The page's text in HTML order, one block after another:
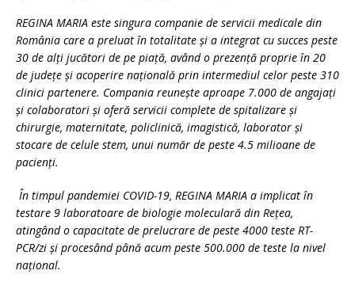
REGINA MARIA este singura companie de servicii medicale din
România care a preluat în totalitate și a integrat cu succes peste
30 de alți jucători de pe piață, având o prezență proprie în 20
de județe și acoperire națională prin intermediul celor peste 310
clinici partenere. Compania reunește aproape 7.000 de angajați
și colaboratori și oferă servicii complete de spitalizare și
chirurgie, maternitate, policlinică, imagistică, laborator și
stocare de celule stem, unui număr de peste 4.5 milioane de
pacienți.
În timpul pandemiei COVID-19, REGINA MARIA a implicat în
testare 9 laboratoare de biologie moleculară din Rețea,
atingând o capacitate de prelucrare de peste 4000 teste RT-
PCR/zi și procesând până acum peste 500.000 de teste la nivel
național.